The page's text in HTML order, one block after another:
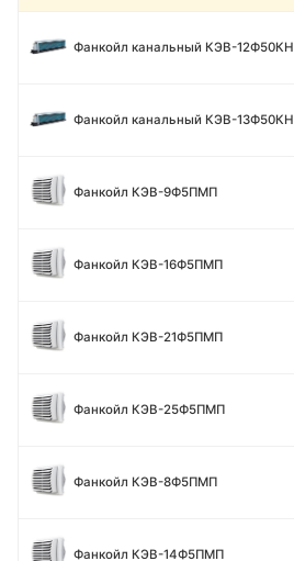
Фанкойл канальный КЭВ-12Ф50КН
Фанкойл канальный КЭВ-13Ф50КН
Фанкойл КЭВ-9Ф5ПМП
Фанкойл КЭВ-16Ф5ПМП
Фанкойл КЭВ-21Ф5ПМП
Фанкойл КЭВ-25Ф5ПМП
Фанкойл КЭВ-8Ф5ПМП
Фанкойл КЭВ-14Ф5ПМП